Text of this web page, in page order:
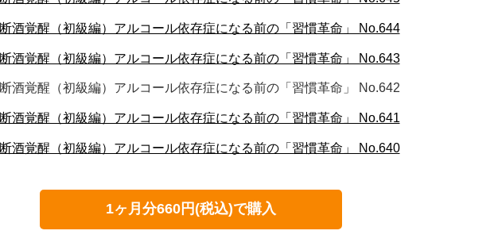
断酒覚醒（初級編）アルコール依存症になる前の「習慣革命」 No.644
断酒覚醒（初級編）アルコール依存症になる前の「習慣革命」 No.643
断酒覚醒（初級編）アルコール依存症になる前の「習慣革命」 No.642
断酒覚醒（初級編）アルコール依存症になる前の「習慣革命」 No.641
断酒覚醒（初級編）アルコール依存症になる前の「習慣革命」 No.640
1ヶ月分660円(税込)で購入